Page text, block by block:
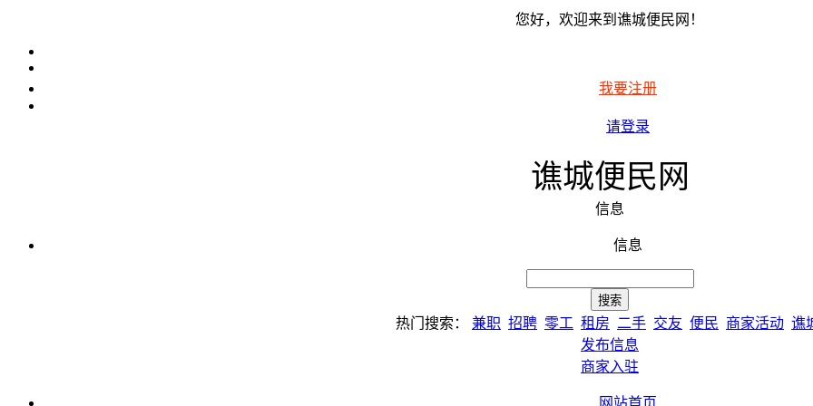
您好，欢迎来到谯城便民网！
我要注册
请登录
谯城便民网
信息
信息
热门搜索： 兼职 招聘 零工 租房 二手 交友 便民 商家活动 谯
发布信息
商家入驻
网站首页